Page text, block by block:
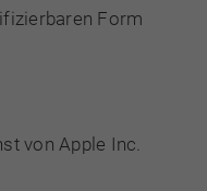
Form
von Apple Inc.